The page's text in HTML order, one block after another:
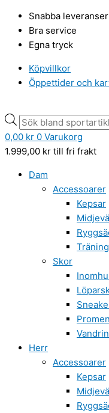
innehåll
Snabba leveranser
Bra service
Egna tryck
Köpvillkor
Öppettider och
search
0,00 kr 0 Varukorg
1.999,00 kr till fri frakt
Dam
Accessoarer
Kepsar
Skor
Herr
Accessoarer
Kepsar
search
barnsandal,
White/grey
mängd